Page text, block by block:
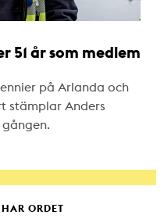
51 år som medlem
på Arlanda och
stämplar Anders
gången.
ORDET